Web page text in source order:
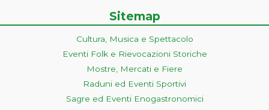
Sitemap
Cultura, Musica e Spettacolo
Eventi Folk e Rievocazioni Storiche
Mostre, Mercati e Fiere
Raduni ed Eventi Sportivi
Sagre ed Eventi Enogastronomici